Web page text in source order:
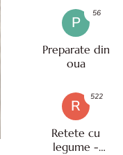
P
Preparate din
oua
56
R
Retete cu
legume -
522